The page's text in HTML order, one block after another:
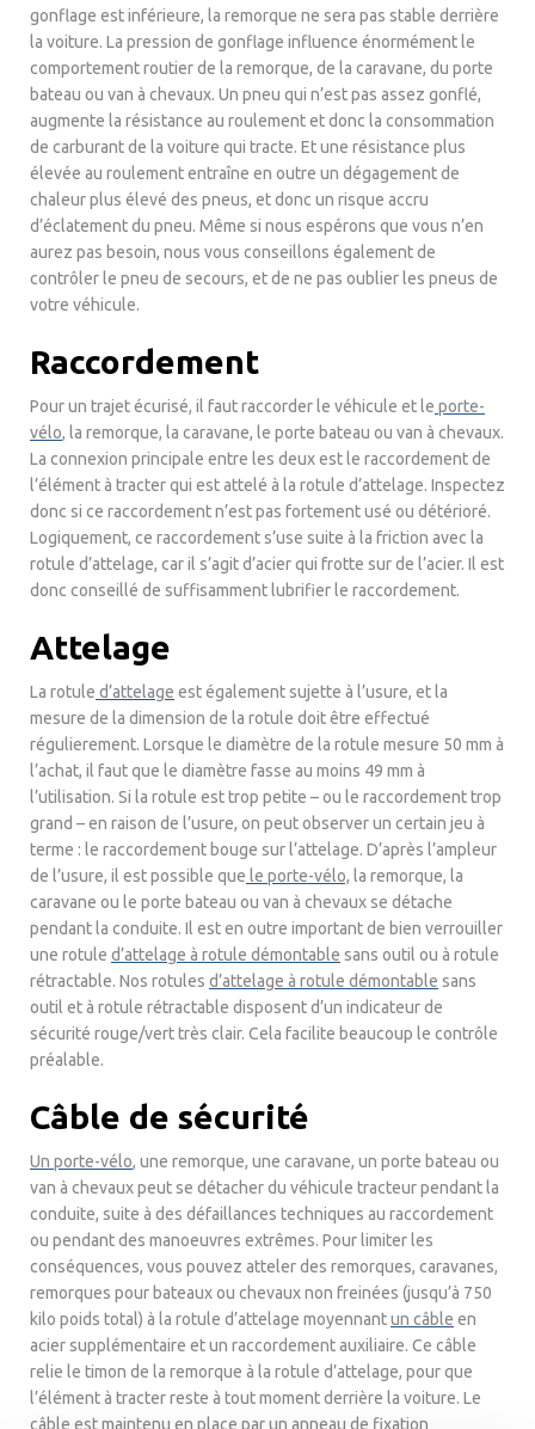
gonflage est inférieure, la remorque ne sera pas stable derrière
la voiture. La pression de gonflage influence énormément le
comportement routier de la remorque, de la caravane, du porte
bateau ou van à chevaux. Un pneu qui n’est pas assez gonflé,
augmente la résistance au roulement et donc la consommation
de carburant de la voiture qui tracte. Et une résistance plus
élevée au roulement entraîne en outre un dégagement de
chaleur plus élevé des pneus, et donc un risque accru
d’éclatement du pneu. Même si nous espérons que vous n’en
aurez pas besoin, nous vous conseillons également de
contrôler le pneu de secours, et de ne pas oublier les pneus de
votre véhicule.
Raccordement
Pour un trajet écurisé, il faut raccorder le véhicule et le porte-
vélo, la remorque, la caravane, le porte bateau ou van à chevaux.
La connexion principale entre les deux est le raccordement de
l’élément à tracter qui est attelé à la rotule d’attelage. Inspectez
donc si ce raccordement n’est pas fortement usé ou détérioré.
Logiquement, ce raccordement s’use suite à la friction avec la
rotule d’attelage, car il s’agit d’acier qui frotte sur de l’acier. Il est
donc conseillé de suffisamment lubrifier le raccordement.
Attelage
La rotule d’attelage est également sujette à l’usure, et la
mesure de la dimension de la rotule doit être effectué
régulierement. Lorsque le diamètre de la rotule mesure 50 mm à
l’achat, il faut que le diamètre fasse au moins 49 mm à
l’utilisation. Si la rotule est trop petite – ou le raccordement trop
grand – en raison de l’usure, on peut observer un certain jeu à
terme : le raccordement bouge sur l’attelage. D’après l’ampleur
de l’usure, il est possible que le porte-vélo, la remorque, la
caravane ou le porte bateau ou van à chevaux se détache
pendant la conduite. Il est en outre important de bien verrouiller
une rotule d’attelage à rotule démontable sans outil ou à rotule
rétractable. Nos rotules d’attelage à rotule démontable sans
outil et à rotule rétractable disposent d’un indicateur de
sécurité rouge/vert très clair. Cela facilite beaucoup le contrôle
préalable.
Câble de sécurité
Un porte-vélo, une remorque, une caravane, un porte bateau ou
van à chevaux peut se détacher du véhicule tracteur pendant la
conduite, suite à des défaillances techniques au raccordement
ou pendant des manoeuvres extrêmes. Pour limiter les
conséquences, vous pouvez atteler des remorques, caravanes,
remorques pour bateaux ou chevaux non freinées (jusqu’à 750
kilo poids total) à la rotule d’attelage moyennantun câble en
acier supplémentaire et un raccordement auxiliaire. Ce câble
relie le timon de la remorque à la rotule d’attelage, pour que
l’élément à tracter reste à tout moment derrière la voiture. Le
câble est maintenu en place par un anneau de fixation